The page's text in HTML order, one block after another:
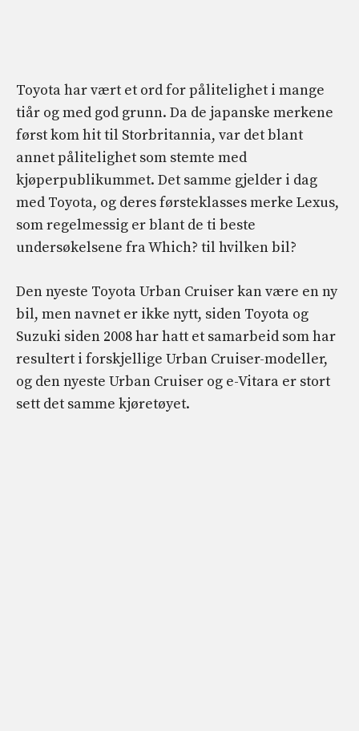
Toyota har vært et ord for pålitelighet i mange
tiår og med god grunn. Da de japanske merkene
først kom hit til Storbritannia, var det blant
annet pålitelighet som stemte med
kjøperpublikummet. Det samme gjelder i dag
med Toyota, og deres førsteklasses merke Lexus,
som regelmessig er blant de ti beste
undersøkelsene fra Which? til hvilken bil?
Den nyeste Toyota Urban Cruiser kan være en ny
bil, men navnet er ikke nytt, siden Toyota og
Suzuki siden 2008 har hatt et samarbeid som har
resultert i forskjellige Urban Cruiser-modeller,
og den nyeste Urban Cruiser og e-Vitara er stort
sett det samme kjøretøyet.